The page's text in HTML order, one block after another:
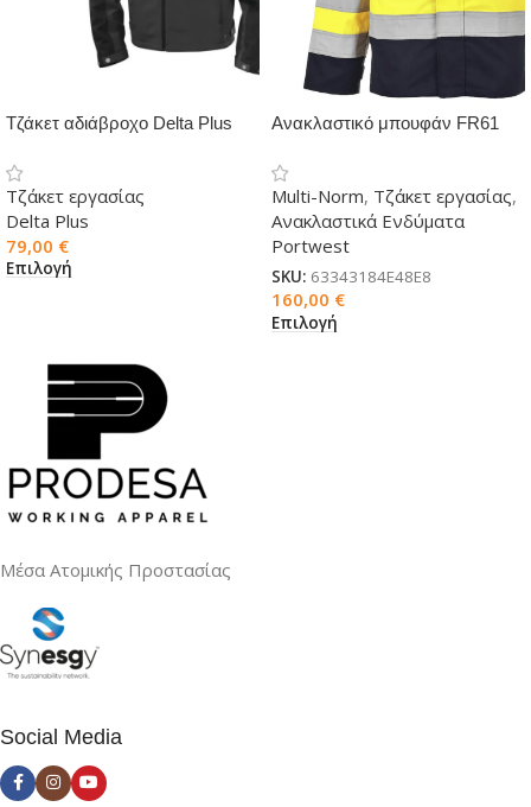
Τζάκετ αδιάβροχο Delta Plus
Τζάκετ εργασίας
Delta Plus
79,00 €
Επιλογή
Ανακλαστικό μπουφάν FR61
Multi-Norm, Τζάκετ εργασίας,
Ανακλαστικά Ενδύματα
Portwest
SKU: 63343184E48E8
160,00 €
Επιλογή
Μέσα Ατομικής Προστασίας
Social Media